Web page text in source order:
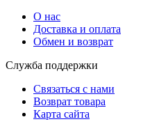
О нас
Доставка и оплата
Обмен и возврат
Служба поддержки
Связаться с нами
Возврат товара
Карта сайта